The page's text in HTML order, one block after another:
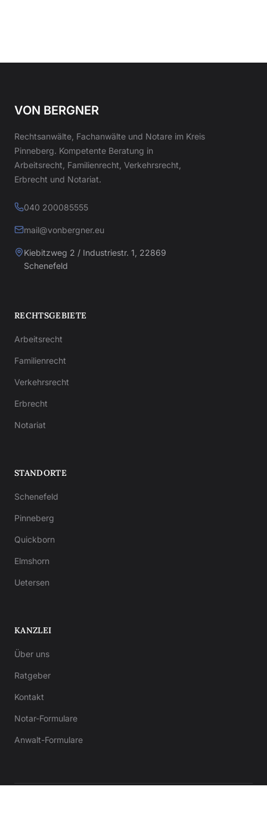
VON BERGNER
Rechtsanwälte, Fachanwälte und Notare im Kreis
Pinneberg. Kompetente Beratung in
Arbeitsrecht, Familienrecht, Verkehrsrecht,
Erbrecht und Notariat.
040 200085555
mail@vonbergner.eu
Kiebitzweg 2 / Industriestr. 1, 22869
Schenefeld
RECHTSGEBIETE
Arbeitsrecht
Familienrecht
Verkehrsrecht
Erbrecht
Notariat
STANDORTE
Schenefeld
Pinneberg
Quickborn
Elmshorn
Uetersen
KANZLEI
Über uns
Ratgeber
Kontakt
Notar-Formulare
Anwalt-Formulare